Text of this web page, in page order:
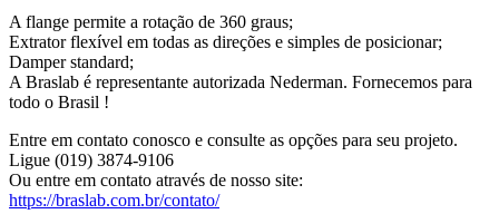
A flange permite a rotação de 360 graus;
Extrator flexível em todas as direções e simples de posicionar;
Damper standard;
A Braslab é representante autorizada Nederman. Fornecemos para
todo o Brasil !
Entre em contato conosco e consulte as opções para seu projeto.
Ligue (019) 3874-9106
Ou entre em contato através de nosso site:
https://braslab.com.br/contato/